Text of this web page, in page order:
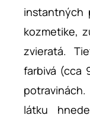
instantných
kozmetike,
zvieratá.
farbivá (cca
látku